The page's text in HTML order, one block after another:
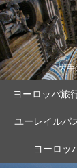
大手
ヨーロッパ旅
ユーレイルパ
ヨーロッ